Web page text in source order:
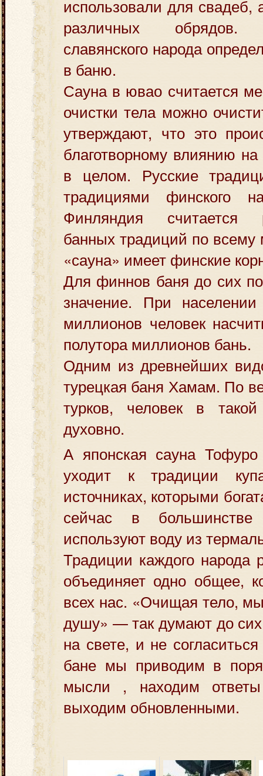
использовали для свадеб,
различных обрядов.
славянского народа
в баню.
Сауна в ювао считается
очистки тела можно
утверждают, что это
благотворному влиянию
в целом. Русские
традициями финского
Финляндия считается
банных традиций по
«сауна» имеет финские
Для финнов баня до сих
значение. При
миллионов человек
полутора миллионов бань.
Одним из древнейших
турецкая баня Хамам. По
турков, человек в
духовно.
А японская сауна
уходит к традиции
источниках, которыми
сейчас в большинстве
используют воду из
Традиции каждого народа
объединяет одно общее,
всех нас. «Очищая тело,
душу» — так думают до
на свете, и не
бане мы приводим в
мысли , находим
выходим обновленными.